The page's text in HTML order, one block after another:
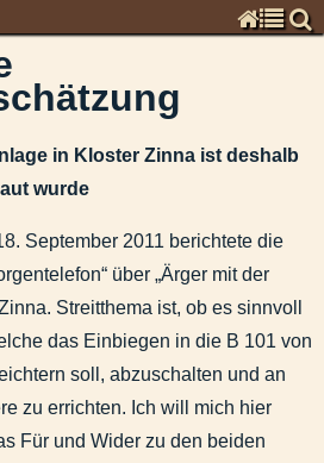
Kostbarkeiten
Korruptionsaffäre - Landrat
verwüsteten Skaterpark“ und 7./
an der B 102 / Schloßstraße
INSEK
in Kloster Zinna ist deshalb
wurde
September 2011 berichtete die
über „Ärger mit der
Streitthema ist, ob es sinnvoll
das Einbiegen in die B 101 von
soll, abzuschalten und an
zu errichten. Ich will mich hier
Für und Wider zu den beiden